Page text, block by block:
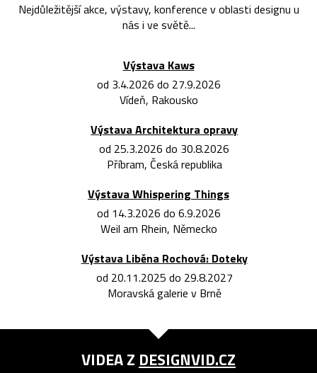
Nejdůležitější akce, výstavy, konference v oblasti designu u
nás i ve světě...
Výstava Kaws
od 3.4.2026 do 27.9.2026
Vídeň, Rakousko
Výstava Architektura opravy
od 25.3.2026 do 30.8.2026
Příbram, Česká republika
Výstava Whispering Things
od 14.3.2026 do 6.9.2026
Weil am Rhein, Německo
Výstava Liběna Rochová: Doteky
od 20.11.2025 do 29.8.2027
Moravská galerie v Brně
VIDEA Z DESIGNVID.CZ